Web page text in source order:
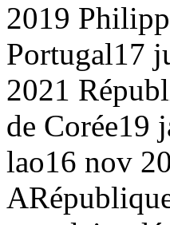
2019
Portugal17
2021
de Corée19
lao16 nov
A